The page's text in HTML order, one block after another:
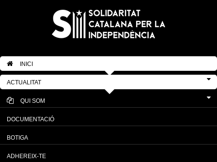
INICI
ACTUALITAT
QUI SOM
DOCUMENTACIÓ
BOTIGA
ADHEREIX-TE